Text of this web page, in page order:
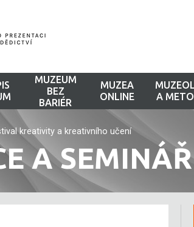
MUZEUM
BEZ
BARIÉR
MUZEA
ONLINE
A
kreativity a kreativního učení
A